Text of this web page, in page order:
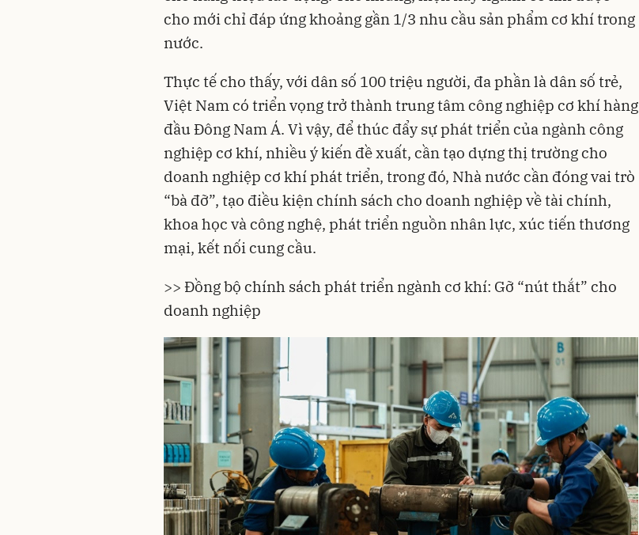
cho mới chỉ đáp ứng khoảng gần 1/3 nhu cầu sản phẩm cơ khí trong
nước.
Thực tế cho thấy, với dân số 100 triệu người, đa phần là dân số trẻ,
Việt Nam có triển vọng trở thành trung tâm công nghiệp cơ khí hàng
đầu Đông Nam Á. Vì vậy, để thúc đẩy sự phát triển của ngành công
nghiệp cơ khí, nhiều ý kiến đề xuất, cần tạo dựng thị trường cho
doanh nghiệp cơ khí phát triển, trong đó, Nhà nước cần đóng vai trò
“bà đỡ”, tạo điều kiện chính sách cho doanh nghiệp về tài chính,
khoa học và công nghệ, phát triển nguồn nhân lực, xúc tiến thương
mại, kết nối cung cầu.
>> Đồng bộ chính sách phát triển ngành cơ khí: Gỡ “nút thắt” cho
doanh nghiệp